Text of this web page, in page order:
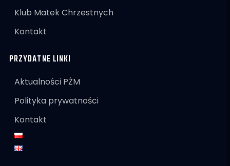
Klub Matek Chrzestnych
Kontakt
PRZYDATNE LINKI
Aktualności PŻM
Polityka prywatności
Kontakt